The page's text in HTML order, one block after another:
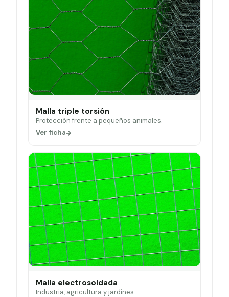
Malla triple torsión
Protección frente a pequeños animales.
Ver ficha
Malla electrosoldada
Industria, agricultura y jardines.